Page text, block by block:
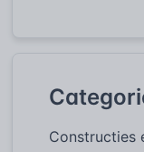
Constructies